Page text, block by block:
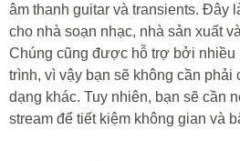
âm thanh guitar và transients. Đây
cho nhà soạn nhạc, nhà sản xuất
Chúng cũng được hỗ trợ bởi nhiều
trình, vì vậy bạn sẽ không cần phải
dạng khác. Tuy nhiên, bạn sẽ cần
stream để tiết kiệm không gian và